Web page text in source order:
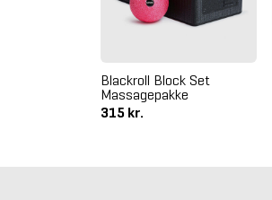
Blackroll Block Set
Massagepakke
315 kr.